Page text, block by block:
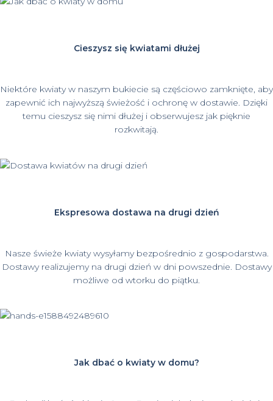
Cieszysz się kwiatami dłużej
Niektóre kwiaty w naszym bukiecie są częściowo zamknięte, aby
zapewnić ich najwyższą świeżość i ochronę w dostawie. Dzięki
temu cieszysz się nimi dłużej i obserwujesz jak pięknie
rozkwitają.
Ekspresowa dostawa na drugi dzień
Nasze świeże kwiaty wysyłamy bezpośrednio z gospodarstwa.
Dostawy realizujemy na drugi dzień w dni powszednie. Dostawy
możliwe od wtorku do piątku.
Jak dbać o kwiaty w domu?